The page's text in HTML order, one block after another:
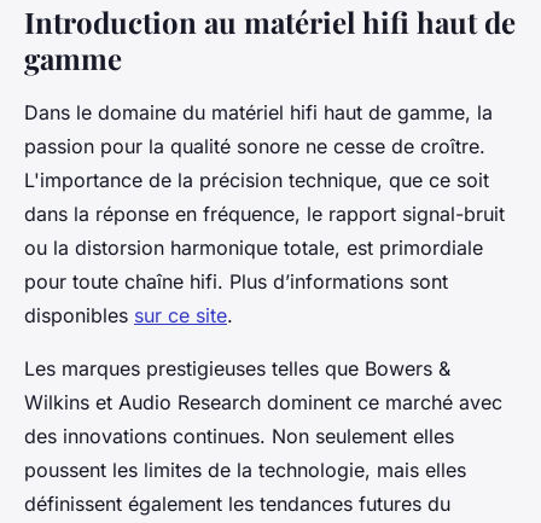
Introduction au matériel hifi haut de
gamme
Dans le domaine du matériel hifi haut de gamme, la
passion pour la qualité sonore ne cesse de croître.
L'importance de la précision technique, que ce soit
dans la réponse en fréquence, le rapport signal-bruit
ou la distorsion harmonique totale, est primordiale
pour toute chaîne hifi. Plus d’informations sont
disponibles sur ce site.
Les marques prestigieuses telles que Bowers &
Wilkins et Audio Research dominent ce marché avec
des innovations continues. Non seulement elles
poussent les limites de la technologie, mais elles
définissent également les tendances futures du